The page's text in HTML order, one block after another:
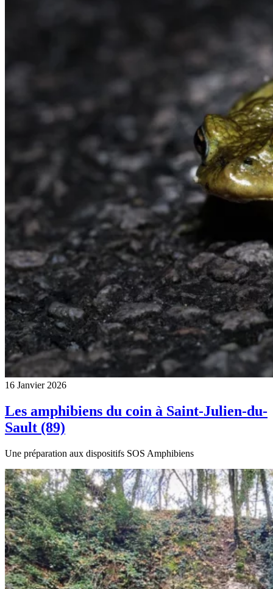
16 Janvier 2026
Les amphibiens du coin à Saint-Julien-du-
Sault (89)
Une préparation aux dispositifs SOS Amphibiens